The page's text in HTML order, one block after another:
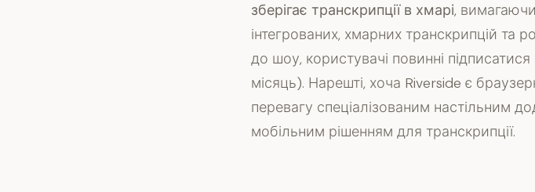
зберігає транскрипції в хмарі,
інтегрованих, хмарних транскрипцій та
до шоу, користувачі повинні
місяць). Нарешті, хоча Riverside є
перевагу спеціалізованим настільним
мобільним рішенням для транскрипції.